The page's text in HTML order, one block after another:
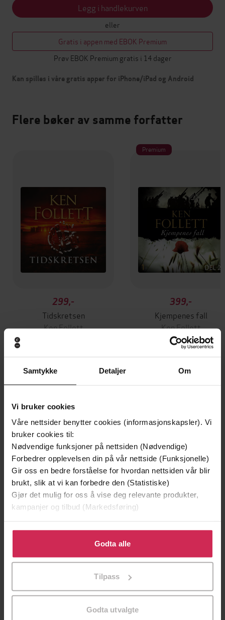
Samtykke Detaljer Om
Vi bruker cookies
Våre nettsider benytter cookies (informasjonskapsler). Vi
bruker cookies til:
Nødvendige funksjoner på nettsiden (Nødvendige)
Forbedrer opplevelsen din på vår nettside (Funksjonelle)
Gir oss en bedre forståelse for hvordan nettsiden vår blir
brukt, slik at vi kan forbedre den (Statistiske)
Gjør det mulig for oss å vise deg relevante produkter,
kampanjer og tilbud (Markedsføring)
Klikk på «Godta alle» for å gi oss ditt samtykke til å
bruke cookies for alle disse formålene. Du kan også
tilpasse ditt samtykke til spesifikke formål ved å klikke
Godta alle
Tilpass
Godta utvalgte
Legg i handlekurven
eller
Gratis i appen med EBOK Premium
Prøv EBOK Premium gratis i 14 dager
Kan spilles i våre gratis apper for iPhone/iPad og Android
Flere bøker av samme forfatter
299,-
Tidskretsen
Ken Follett
Premium
399,-
Kjempenes fall
Ken Follett
LYDBOK
Vinner av Rivertonprisen
Jo Nesbø
Første gang på tilbud
Jussi Adler-Olsen